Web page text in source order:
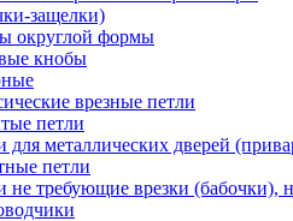
защелки)
округлой формы
кнобы
врезные петли
петли
для металлических дверей
петли
не требующие врезки (бабочки),